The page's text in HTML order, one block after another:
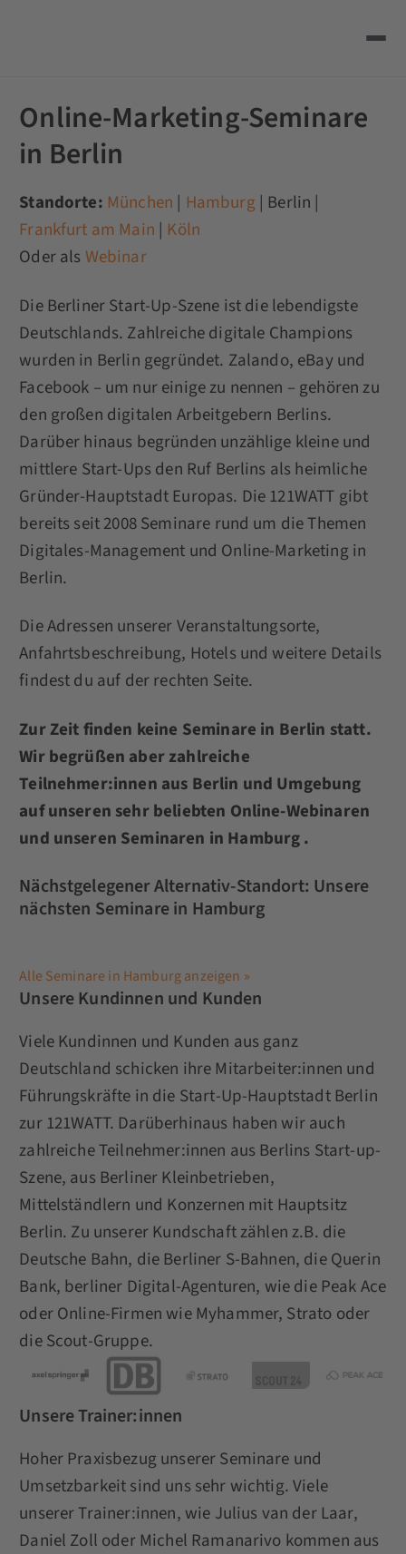
Online-Marketing-Seminare
in Berlin
Standorte: München | Hamburg | Berlin |
Frankfurt am Main | Köln
Oder alsWebinar
Die Berliner Start-Up-Szene ist die lebendigste
Deutschlands. Zahlreiche digitale Champions
wurden in Berlin gegründet. Zalando, eBay und
Facebook – um nur einige zu nennen – gehören zu
den großen digitalen Arbeitgebern Berlins.
Darüber hinaus begründen unzählige kleine und
mittlere Start-Ups den Ruf Berlins als heimliche
Gründer-Hauptstadt Europas. Die 121WATT gibt
bereits seit 2008 Seminare rund um die Themen
Digitales-Management und Online-Marketing in
Berlin.
Die Adressen unserer Veranstaltungsorte,
Anfahrtsbeschreibung, Hotels und weitere Details
findest du auf der rechten Seite.
Zur Zeit finden keine Seminare in Berlin statt.
Wir begrüßen aber zahlreiche
Teilnehmer:innen aus Berlin und Umgebung
auf unseren sehr beliebten Online-Webinaren
und unseren Seminaren in Hamburg .
Nächstgelegener Alternativ-Standort: Unsere
nächsten Seminare in Hamburg
Alle Seminare in Hamburg anzeigen »
Unsere Kundinnen und Kunden
Viele Kundinnen und Kunden aus ganz
Deutschland schicken ihre Mitarbeiter:innen und
Führungskräfte in die Start-Up-Hauptstadt Berlin
zur 121WATT. Darüberhinaus haben wir auch
zahlreiche Teilnehmer:innen aus Berlins Start-up-
Szene, aus Berliner Kleinbetrieben,
Mittelständlern und Konzernen mit Hauptsitz
Berlin. Zu unserer Kundschaft zählen z.B. die
Deutsche Bahn, die Berliner S-Bahnen, die Querin
Bank, berliner Digital-Agenturen, wie die Peak Ace
oder Online-Firmen wie Myhammer, Strato oder
die Scout-Gruppe.
Unsere Trainer:innen
Hoher Praxisbezug unserer Seminare und
Umsetzbarkeit sind uns sehr wichtig. Viele
unserer Trainer:innen, wie Julius van der Laar,
Daniel Zoll oder Michel Ramanarivo kommen aus